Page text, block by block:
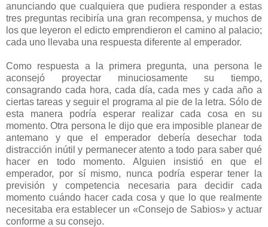
anunciando que cualquiera que pudiera responder a estas
tres preguntas recibiría una gran recompensa, y muchos de
los que leyeron el edicto emprendieron el camino al palacio;
cada uno llevaba una respuesta diferente al emperador.
Como respuesta a la primera pregunta, una persona le
aconsejó proyectar minuciosamente su tiempo,
consagrando cada hora, cada día, cada mes y cada año a
ciertas tareas y seguir el programa al pie de la letra. Sólo de
esta manera podría esperar realizar cada cosa en su
momento. Otra persona le dijo que era imposible planear de
antemano y que el emperador debería desechar toda
distracción inútil y permanecer atento a todo para saber qué
hacer en todo momento. Alguien insistió en que el
emperador, por sí mismo, nunca podría esperar tener la
previsión y competencia necesaria para decidir cada
momento cuándo hacer cada cosa y que lo que realmente
necesitaba era establecer un «Consejo de Sabios» y actuar
conforme a su consejo.